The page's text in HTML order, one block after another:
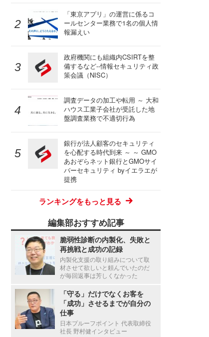
「東京アプリ」の運営に係るコ
ールセンター業務で1名の個人情
報漏えい
政府機関にも組織内CSIRTを整
備するなど--情報セキュリティ政
策会議（NISC）
調査データの加工や転用 ～ 大和
ハウス工業子会社が受託した地
盤調査業務で不適切行為
銀行が法人顧客のセキュリティ
を心配する時代到来 ～ ～ GMO
あおぞらネット銀行とGMOサイ
バーセキュリティ byイエラエが
提携
ランキングをもっと見る
編集部おすすめ記事
脆弱性診断の内製化、失敗と
再挑戦と成功の記録
内製化支援の取り組みについて取
材させて欲しいと頼んでいたのだ
が毎回返事は芳しくなかった
「守る」だけでなくお客を
「成功」させるまでが自分の
仕事
日本プルーフポイント 代表取締役
社長 野村健インタビュー